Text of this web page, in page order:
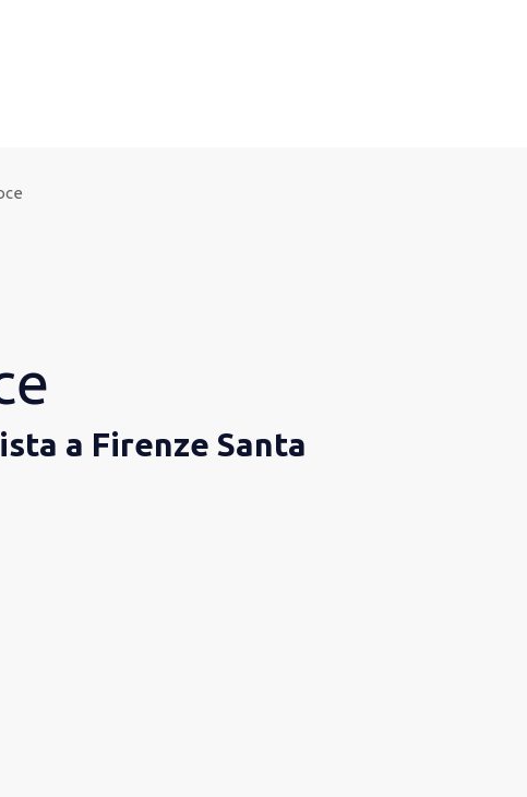
a Firenze Santa